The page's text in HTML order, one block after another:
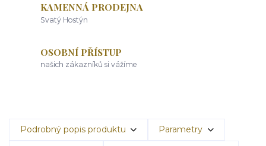
KAMENNÁ PRODEJNA
Svatý Hostýn
OSOBNÍ PŘÍSTUP
našich zákazníků si vážíme
Podrobný popis produktu Parametry